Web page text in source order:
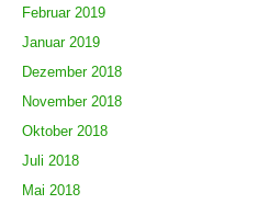
Februar 2019
Januar 2019
Dezember 2018
November 2018
Oktober 2018
Juli 2018
Mai 2018